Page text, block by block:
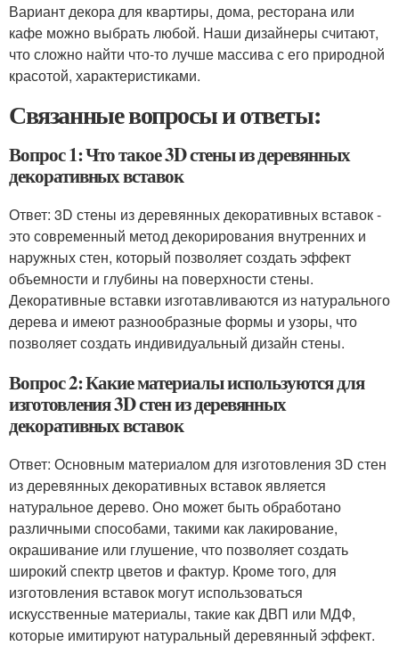
Вариант декора для квартиры, дома, ресторана или
кафе можно выбрать любой. Наши дизайнеры считают,
что сложно найти что-то лучше массива с его природной
красотой, характеристиками.
Связанные вопросы и ответы:
Вопрос 1: Что такое 3D стены из деревянных
декоративных вставок
Ответ: 3D стены из деревянных декоративных вставок -
это современный метод декорирования внутренних и
наружных стен, который позволяет создать эффект
объемности и глубины на поверхности стены.
Декоративные вставки изготавливаются из натурального
дерева и имеют разнообразные формы и узоры, что
позволяет создать индивидуальный дизайн стены.
Вопрос 2: Какие материалы используются для
изготовления 3D стен из деревянных
декоративных вставок
Ответ: Основным материалом для изготовления 3D стен
из деревянных декоративных вставок является
натуральное дерево. Оно может быть обработано
различными способами, такими как лакирование,
окрашивание или глушение, что позволяет создать
широкий спектр цветов и фактур. Кроме того, для
изготовления вставок могут использоваться
искусственные материалы, такие как ДВП или МДФ,
которые имитируют натуральный деревянный эффект.